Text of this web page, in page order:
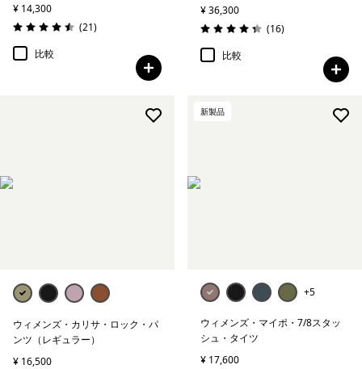
絞り込み
特徴
¥ 14,300
評価: 4.5 / 5
(21レビュー
)
比較
¥ 36,300
評価: 4.4 / 5
(16レビュー
)
比較
ウィメンズ・カリサ・ロック・パ
ンツ（レギュラー）
¥ 16,500
新製品
+5
ウィメンズ・マイポ・7/8スタッ
シュ・タイツ
¥ 17,600